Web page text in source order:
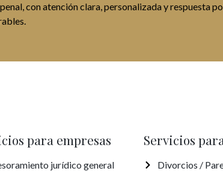
con atención clara, personalizada y respuesta
para empresas
jurídico general
Servicios
Divorcios /